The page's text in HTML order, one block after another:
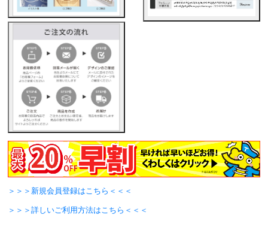
＞＞＞新規会員登録はこちら＜＜＜
＞＞＞詳しいご利用方法はこちら＜＜＜